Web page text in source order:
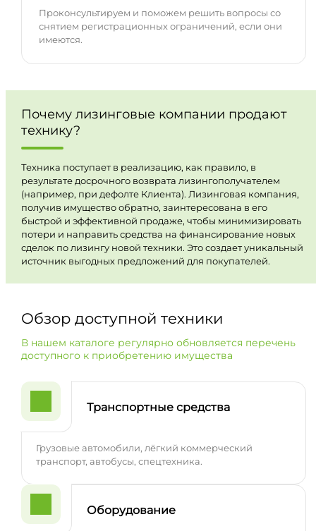
Проконсультируем и поможем решить вопросы со
снятием регистрационных ограничений, если они
имеются.
Почему лизинговые компании продают
технику?
Техника поступает в реализацию, как правило, в
результате досрочного возврата лизингополучателем
(например, при дефолте Клиента). Лизинговая компания,
получив имущество обратно, заинтересована в его
быстрой и эффективной продаже, чтобы минимизировать
потери и направить средства на финансирование новых
сделок по лизингу новой техники. Это создает уникальный
источник выгодных предложений для покупателей.
Обзор доступной техники
В нашем каталоге регулярно обновляется перечень
доступного к приобретению имущества
Транспортные средства
Грузовые автомобили, лёгкий коммерческий
транспорт, автобусы, спецтехника.
Оборудование